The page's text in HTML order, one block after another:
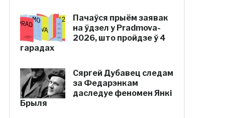
Пачаўся прыём заявак
на ўдзел у Pradmova-
2026, што пройдзе ў 4
гарадах
Сяргей Дубавец следам
за Федарэнкам
даследуе феномен Янкі
Брыля